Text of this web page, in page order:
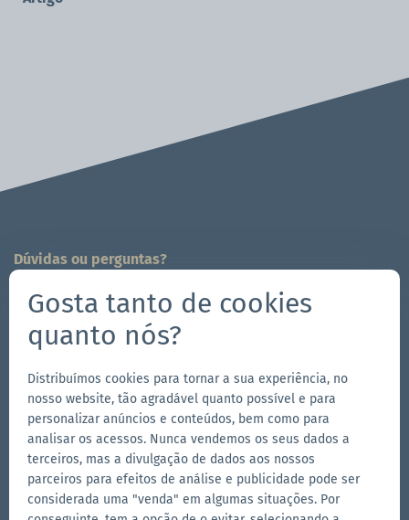
Dúvidas ou perguntas?
704-312-1600
es@zingerle.group
Follow us
para
página
Ir
para
a
página
Siga-
nos
YouTube
Ir
para
a
página
Outras marcas do Zingerle Group
Gosta tanto de cookies
quanto nós?
Distribuímos cookies para tornar a sua experiência, no
nosso website, tão agradável quanto possível e para
personalizar anúncios e conteúdos, bem como para
analisar os acessos. Nunca vendemos os seus dados a
terceiros, mas a divulgação de dados aos nossos
parceiros para efeitos de análise e publicidade pode ser
considerada uma "venda" em algumas situações. Por